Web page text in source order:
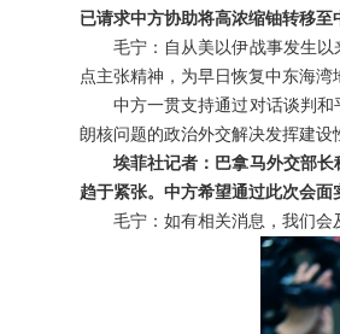
已请求中方协助将高浓缩铀转移
毛宁：自从美以伊战事发生
点主张精神，为早日恢复中东海湾
中方一贯支持通过对话谈判
朗核问题的政治外交解决发挥建设
埃菲社记者：巴拿马外交部
趋于紧张。中方希望通过此次会面
毛宁：如有相关消息，我们会